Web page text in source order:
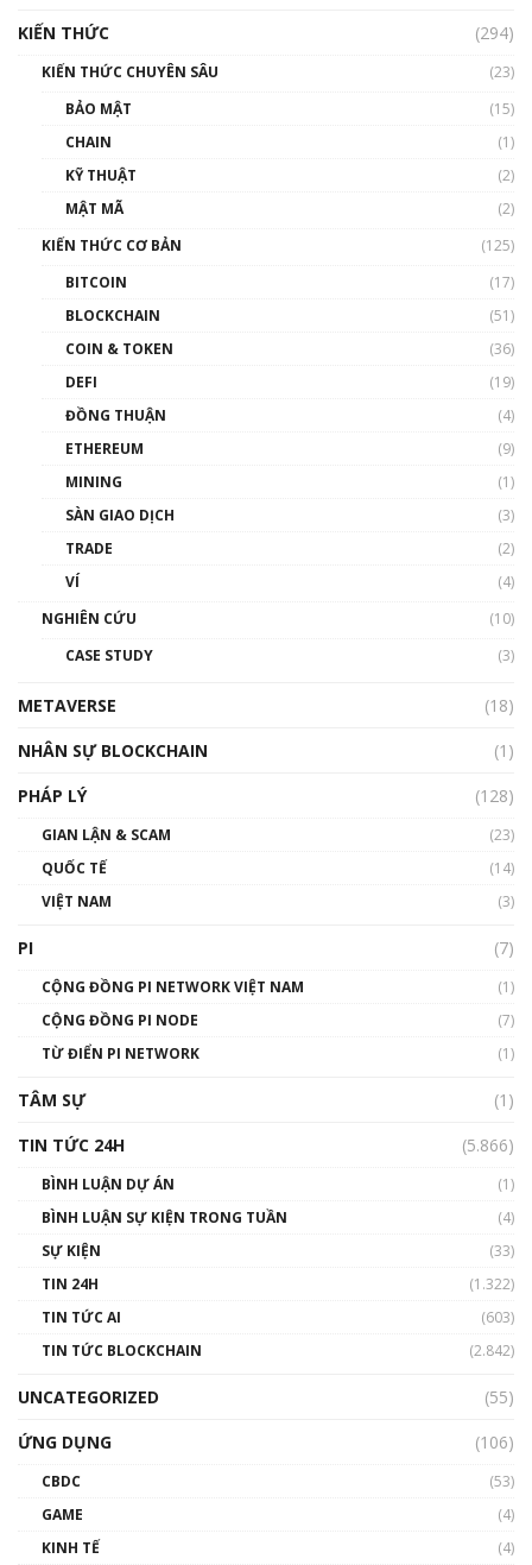
00:43:47
như thể nào?
00:39:31
Phổ cập Blockchain
thống & Crypto qua các cuộc chiến | Phổ cập
01:32:59
gió ấm
Talkshow 14: MemeCoin – Trò đùa tỷ đô
01:29:26
KIẾN THỨC
(294)
KIẾN THỨC CHUYÊN SÂU
(23)
BẢO MẬT
(15)
CHAIN
(1)
KỸ THUẬT
(2)
MẬT MÃ
(2)
KIẾN THỨC CƠ BẢN
(125)
BITCOIN
(17)
BLOCKCHAIN
(51)
COIN & TOKEN
(36)
DEFI
(19)
ĐỒNG THUẬN
(4)
ETHEREUM
(9)
MINING
(1)
SÀN GIAO DỊCH
(3)
TRADE
(2)
VÍ
(4)
NGHIÊN CỨU
(10)
CASE STUDY
(3)
METAVERSE
(18)
NHÂN SỰ BLOCKCHAIN
(1)
PHÁP LÝ
(128)
GIAN LẬN & SCAM
(23)
QUỐC TẾ
(14)
VIỆT NAM
(3)
PI (7)
CỘNG ĐỒNG PI NETWORK VIỆT NAM
(1)
CỘNG ĐỒNG PI NODE
(7)
TỪ ĐIỂN PI NETWORK
(1)
TÂM SỰ
(1)
TIN TỨC 24H
(5.866)
BÌNH LUẬN DỰ ÁN
(1)
BÌNH LUẬN SỰ KIỆN TRONG TUẦN
(4)
SỰ KIỆN
(33)
TIN 24H
(1.322)
TIN TỨC AI
(603)
TIN TỨC BLOCKCHAIN
(2.842)
UNCATEGORIZED
(55)
ỨNG DỤNG
(106)
CBDC
(53)
GAME
(4)
KINH TẾ
(4)